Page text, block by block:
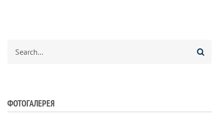
ФОТОГАЛЕРЕЯ